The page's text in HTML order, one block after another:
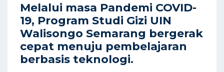
Melalui masa Pandemi COVID-
19, Program Studi Gizi UIN
Walisongo Semarang bergerak
cepat menuju pembelajaran
berbasis teknologi.